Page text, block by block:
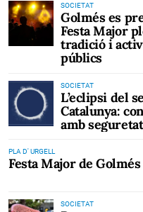
SOCIETAT
Golmés es
Festa Major
tradició i
públics
SOCIETAT
L’eclipsi del
Catalunya:
amb seguretat
PLA D' URGELL
Festa Major de Golmés
SOCIETAT